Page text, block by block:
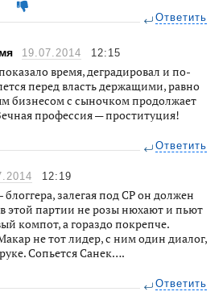
Ответить
19.07.2014 12:15
время, деградировал и по-
перед власть держащими, равно
бизнесом с сыночком продолжает
профессия — проституция!
Ответить
12:19
залегая под СР он должен
этой партии не розы нюхают и пьют
компот, а гораздо покрепче.
не тот лидер, с ним один диалог,
Сопьется Санек….
Ответить